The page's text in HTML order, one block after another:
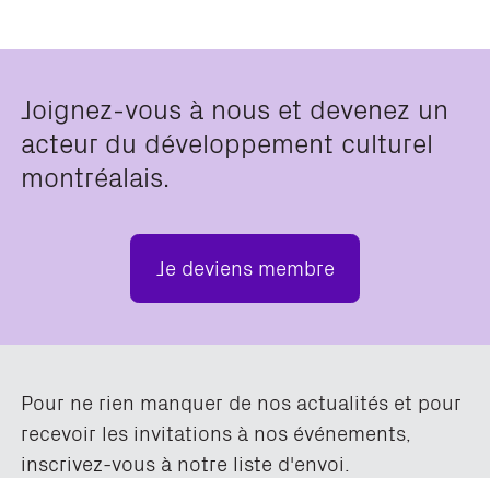
Joignez-vous à nous et devenez un
acteur du développement culturel
montréalais.
Je deviens membre
Pour ne rien manquer de nos actualités et pour
recevoir les invitations à nos événements,
inscrivez-vous à notre liste d'envoi.